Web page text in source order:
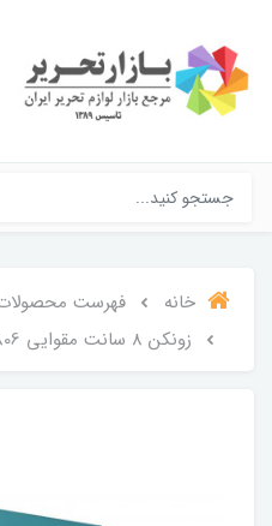
خانه
فهرست
زونکن 8 سانت مقوایی 806-A4 پاپکو